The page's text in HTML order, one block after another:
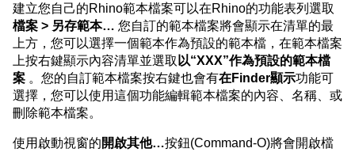
建立您自己的Rhino範本檔案可以在Rhino的功能表列選取
檔案 > 另存範本… 您自訂的範本檔案將會顯示在清單的最
上方，您可以選擇一個範本作為預設的範本檔，在範本檔案
上按右鍵顯示內容清單並選取 以“XXX”作為預設的範本檔
案 。您的自訂範本檔案按右鍵也會有在Finder顯示功能可
選擇，您可以使用這個功能編輯範本檔案的內容、名稱、或
刪除範本檔案。
使用啟動視窗的開啟其他…按鈕(Command-O)將會開啟檔